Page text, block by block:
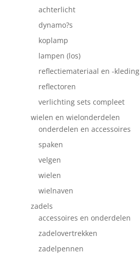
achterlicht
dynamo?s
koplamp
lampen (los)
reflectiemateriaal en -kleding
reflectoren
verlichting sets compleet
wielen en wielonderdelen
onderdelen en accessoires
spaken
velgen
wielen
wielnaven
zadels
accessoires en onderdelen
zadelovertrekken
zadelpennen